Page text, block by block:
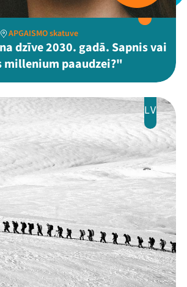
APGAISMO skatuve
dzīve 2030. gadā. Sapnis vai
millenium paaudzei?"
LV